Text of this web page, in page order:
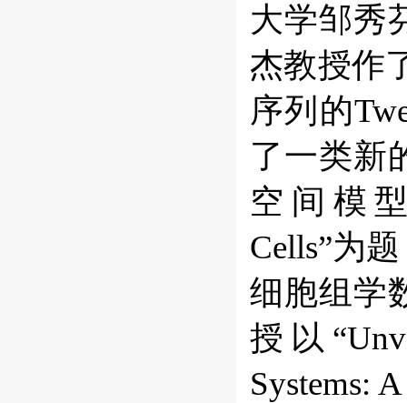
大学邹秀
杰教授作
序列的
了一类新
空间模
Cells”为
细胞组学
授以
Systems: